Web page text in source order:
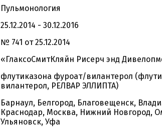
Пульмонология
25.12.2014 - 30.12.2016
№ 741 от 25.12.2014
«ГлаксоСмитКляйн Рисерч энд
флутиказона фуроат/вилантерол
вилантерол, РЕЛВАР ЭЛЛИПТА)
Барнаул, Белгород, Благовещенск,
Краснодар, Москва, Нижний Новгород,
Ульяновск, Уфа